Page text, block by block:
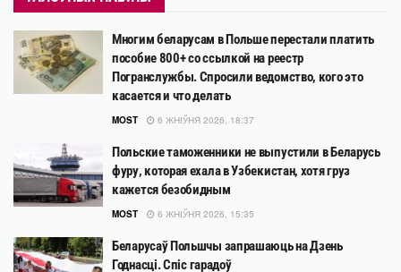
Многим беларусам в Польше перестали платить
пособие 800+ со ссылкой на реестр
Погранслужбы. Спросили ведомство, кого это
касается и что делать
MOST 6 ЖНІЎНЯ 2026, 18:37
Польские таможенники не выпустили в Беларусь
фуру, которая ехала в Узбекистан, хотя груз
кажется безобидным
MOST 6 ЖНІЎНЯ 2026, 15:35
Беларусаў Польшчы запрашаюць на Дзень
Годнасці. Спіс гарадоў